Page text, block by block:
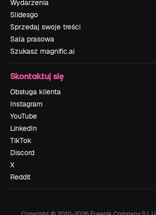
Wydarzenia
Slidesgo
Sprzedaj swoje treści
Sala prasowa
Szukasz magnific.ai
Skontaktuj się
Obsługa klienta
Instagram
YouTube
LinkedIn
TikTok
Discord
X
Reddit